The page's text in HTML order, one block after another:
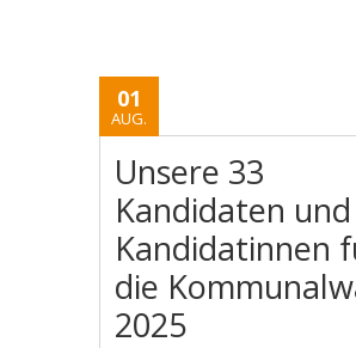
01
AUG.
Unsere 33
Kandidaten und
Kandidatinnen
die
2025